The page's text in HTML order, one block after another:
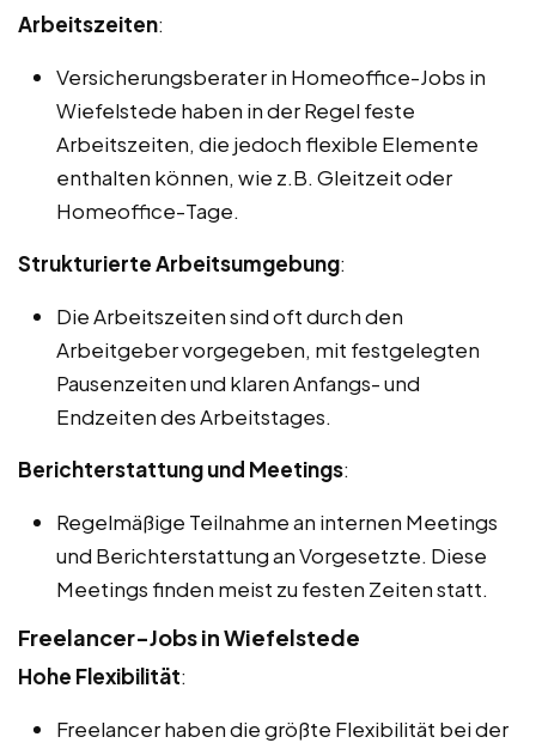
Arbeitszeiten:
Versicherungsberater in Homeoffice-Jobs in
Wiefelstede haben in der Regel feste
Arbeitszeiten, die jedoch flexible Elemente
enthalten können, wie z.B. Gleitzeit oder
Homeoffice-Tage.
Strukturierte Arbeitsumgebung:
Die Arbeitszeiten sind oft durch den
Arbeitgeber vorgegeben, mit festgelegten
Pausenzeiten und klaren Anfangs- und
Endzeiten des Arbeitstages.
Berichterstattung und Meetings:
Regelmäßige Teilnahme an internen Meetings
und Berichterstattung an Vorgesetzte. Diese
Meetings finden meist zu festen Zeiten statt.
Freelancer-Jobs in Wiefelstede
Hohe Flexibilität:
Freelancer haben die größte Flexibilität bei der